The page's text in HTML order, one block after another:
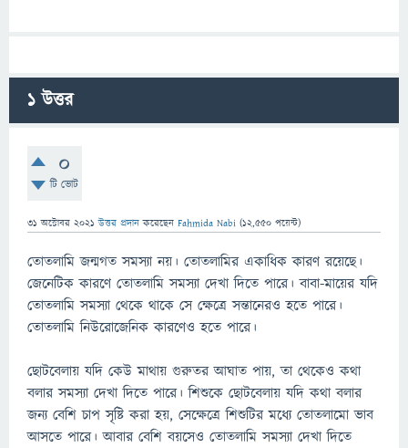
1উত্তর
0
টি ভোট
31 অক্টোবর 2021 উত্তর প্রদান করেছেন Fahmida Nabi (12,550 পয়েন্ট)
তোতলামি জন্মগত সমস্যা নয়। তোতলামির একাধিক কারণ রয়েছে।
জেনেটিক কারণে তোতলামি সমস্যা দেখা দিতে পারে। বাবা-মায়ের যদি
তোতলামি সমস্যা থেকে থাকে সে ক্ষেত্রে সন্তানেরও হতে পারে।
তোতলামি নিউরোজেনিক কারণেও হতে পারে।
ছোটবেলায় যদি কেউ মাথায় গুরুতর আঘাত পায়, তা থেকেও কথা
বলার সমস্যা দেখা দিতে পারে। শিশুকে ছোটবেলায় যদি কথা বলার
জন্য বেশি চাপ সৃষ্টি করা হয়, সেক্ষেত্রে শিশুটির মধ্যে তোতলামো ভাব
আসতে পারে। আবার বেশি বয়সেও তোতলামি সমস্যা দেখা দিতে